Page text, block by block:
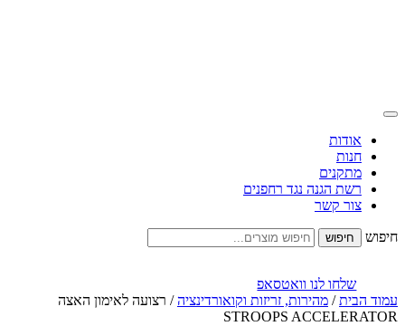
אודות
חנות
מתקנים
רשת הגנה נגד רחפנים
צור קשר
חיפוש
שלחו לנו וואטסאפ
עמוד הבית/ מהירות, זריזות וקואורדינציה/ רצועה לאימון האצה
STROOPS ACCELERATOR